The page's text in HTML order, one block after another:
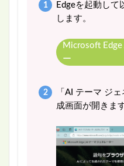
Edgeを起動して
します。
Microsoft
ー
「AI テーマ ジ
成画面が開きます